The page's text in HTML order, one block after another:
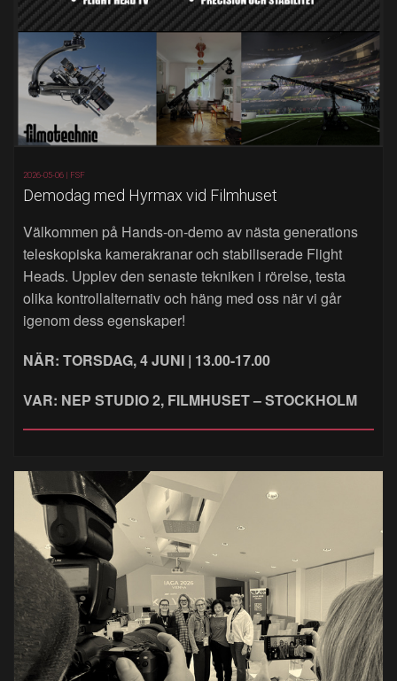
2026-05-06 | FSF
Demodag med Hyrmax vid Filmhuset
Välkommen på Hands‑on‑demo av nästa generations
teleskopiska kamerakranar och stabiliserade Flight
Heads. Upplev den senaste tekniken i rörelse, testa
olika kontrollalternativ och häng med oss när vi går
igenom dess egenskaper!
NÄR: TORSDAG, 4 JUNI | 13.00-17.00
VAR: NEP STUDIO 2, FILMHUSET – STOCKHOLM